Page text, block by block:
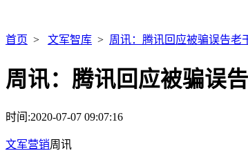
首页 > 文军智库 > 周讯：腾讯回应被骗误告老
周讯：腾讯回应被骗误
时间:2020-07-07 09:07:16
文军营销周讯